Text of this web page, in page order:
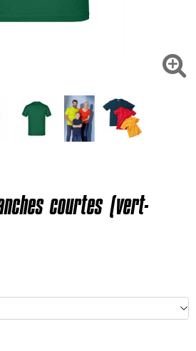
des produits pour votre besoin

courtes (vert-